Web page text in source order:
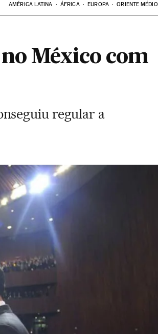
AMÉRICA LATINA ÁFRICA EUROPA ORIENTE MÉDIO
México com
regular a